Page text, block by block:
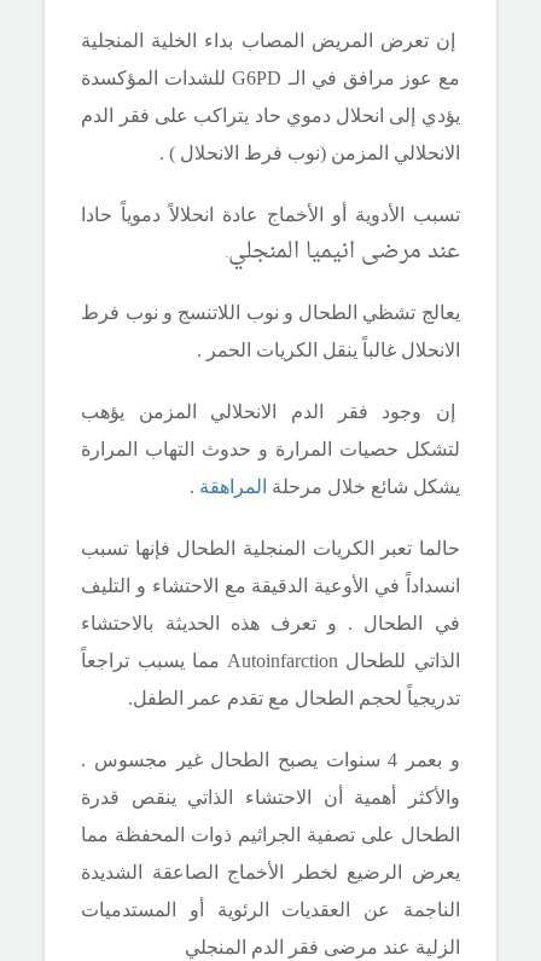
إن تعرض المريض المصاب بداء الخلية المنجلية
مع عوز مرافق في
الـ G6PD للشدات المؤكسدة
يؤدي إلى انحلال دموي حاد يتراكب على فقر الدم
الانحلالي المزمن (نوب فرط الانحلال ) .
تسبب الأدوية أو الأخماج عادة انحلالاً دموياً حادا
عند مرضى انيميا المنجلي.
يعالج تشظي الطحال و نوب اللاتنسج و نوب فرط
الانحلال غالباً ينقل الكريات الحمر .
إن وجود فقر الدم الانحلالي المزمن يؤهب
لتشكل حصيات المرارة و حدوث التهاب المرارة
يشكل شائع خلال مرحلة المراهقة .
حالما تعبر الكريات المنجلية الطحال فإنها تسبب
انسداداً في الأوعية الدقيقة مع الاحتشاء و التليف
في الطحال . و تعرف هذه الحديثة بالاحتشاء
الذاتي للطحال Autoinfarction مما يسبب تراجعاً
تدريجياً لحجم الطحال مع تقدم عمر الطفل.
و بعمر 4 سنوات يصبح الطحال غير مجسوس .
والأكثر أهمية أن الاحتشاء الذاتي ينقص قدرة
الطحال على تصفية الجراثيم ذوات المحفظة مما
يعرض الرضيع لخطر الأخماج الصاعقة الشديدة
الناجمة عن العقديات الرئوية أو المستدميات
الزلية عند مرضى فقر الدم المنجلي